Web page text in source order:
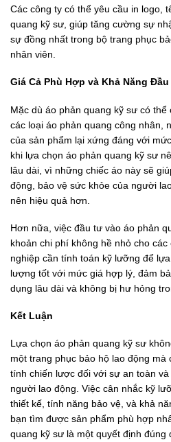
Các công ty có thể yêu cầu in logo,
quang kỹ sư, giúp tăng cường sự
sự đồng nhất trong bộ trang phục
nhân viên.
Giá Cả Phù Hợp và Khả Năng
Mặc dù áo phản quang kỹ sư có
các loại áo phản quang công nhân,
của sản phẩm lại xứng đáng với
khi lựa chọn áo phản quang kỹ sư
lâu dài, vì những chiếc áo này sẽ
động, bảo vệ sức khỏe của người
nên hiệu quả hơn.
Hơn nữa, việc đầu tư vào áo phản
khoản chi phí không hề nhỏ cho các
nghiệp cần tính toán kỹ lưỡng để
lượng tốt với mức giá hợp lý, đảm
dụng lâu dài và không bị hư hỏng
Kết Luận
Lựa chọn áo phản quang kỹ sư
một trang phục bảo hộ lao động mà
tính chiến lược đối với sự an toàn
người lao động. Việc cân nhắc kỹ
thiết kế, tính năng bảo vệ, và khả
bạn tìm được sản phẩm phù hợp
quang kỹ sư là một quyết định đúng